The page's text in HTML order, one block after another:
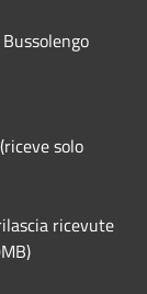
(riceve solo
ricevute